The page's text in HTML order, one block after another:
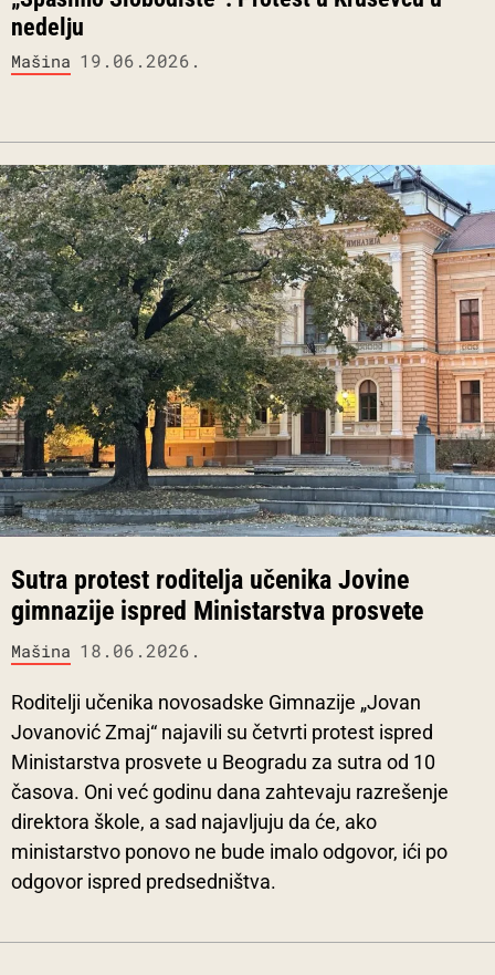
nedelju
Mašina 19.06.2026.
Sutra protest roditelja učenika Jovine
gimnazije ispred Ministarstva prosvete
Mašina 18.06.2026.
Roditelji učenika novosadske Gimnazije „Jovan
Jovanović Zmaj“ najavili su četvrti protest ispred
Ministarstva prosvete u Beogradu za sutra od 10
časova. Oni već godinu dana zahtevaju razrešenje
direktora škole, a sad najavljuju da će, ako
ministarstvo ponovo ne bude imalo odgovor, ići po
odgovor ispred predsedništva.